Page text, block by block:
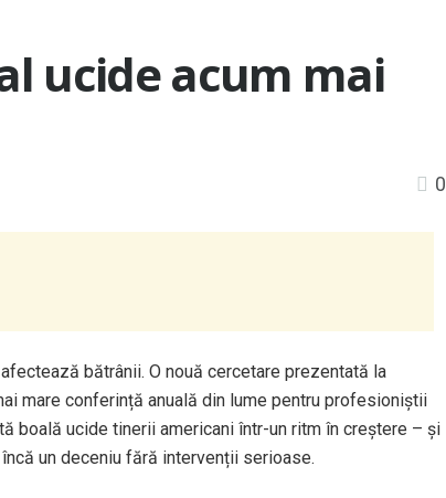
ucide acum mai
0
bătrânii. O nouă cercetare prezentată la
mare conferință anuală din lume pentru profesioniștii
boală ucide tinerii americani într-un ritm în creștere – și
un deceniu fără intervenții serioase.